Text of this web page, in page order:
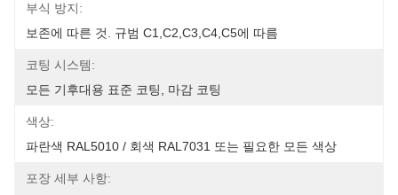
부식 방지:
보존에 따른 것. 규범 C1,C2,C3,C4,C5에 따름
코팅 시스템:
모든 기후대용 표준 코팅, 마감 코팅
색상:
파란색 RAL5010 / 회색 RAL7031 또는 필요한 모든 색상
포장 세부 사항: